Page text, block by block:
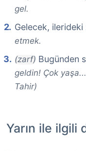
gel.
Gelecek, ilerideki
etmek.
(zarf) Bugünden
geldin! Çok
Tahir)
Yarın ile ilgili